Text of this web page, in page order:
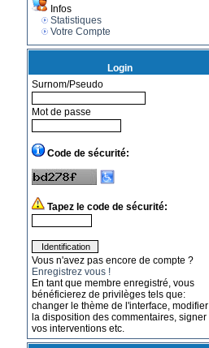
Infos
Statistiques
Votre Compte
Login
Surnom/Pseudo
Mot de passe
Code de sécurité:
Tapez le code de sécurité:
Vous n'avez pas encore de compte ?
Enregistrez vous !
En tant que membre enregistré, vous
bénéficierez de privilèges tels que:
changer le thème de l'interface, modifier
la disposition des commentaires, signer
vos interventions etc.